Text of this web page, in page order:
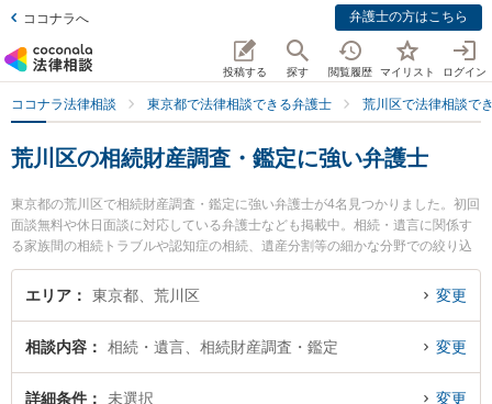
ココナラへ 弁護士の方はこちら
投稿する 探す 閲覧履歴 マイリスト ログイン
ココナラ法律相談 東京都で法律相談できる弁護士 荒川区で法律相談で
荒川区の相続財産調査・鑑定に強い弁護士
東京都の荒川区で相続財産調査・鑑定に強い弁護士が4名見つかりました。初回
面談無料や休日面談に対応している弁護士なども掲載中。相続・遺言に関係す
る家族間の相続トラブルや認知症の相続、遺産分割等の細かな分野での絞り込
み検索もでき便利です。特にMYパートナーズ法律事務所の森山 弘茂弁護士やM
Yパートナーズ法律事務所の吉成 安友弁護士、日暮里中央法律会計事務所の三
に弁護士に相談したい』『相続財産調査・鑑定のトラブル解決の実績豊富な近
くの弁護士を検索したい』『初回相談無料で相続財産調査・鑑定を法律相談で
きる荒川区内の弁護士に相談予約したい』などでお困りの相談者さんにおすす
エリア 東京都、荒川区 変更
相談内容 相続・遺言、相続財産調査・鑑定 変更
詳細条件 未選択 変更